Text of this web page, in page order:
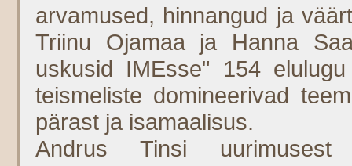
arvamused, hinnangud ja
Triinu Ojamaa ja Hanna
uskusid IMEsse" 154
teismeliste domineerivad
pärast ja isamaalisus.
Andrus Tinsi